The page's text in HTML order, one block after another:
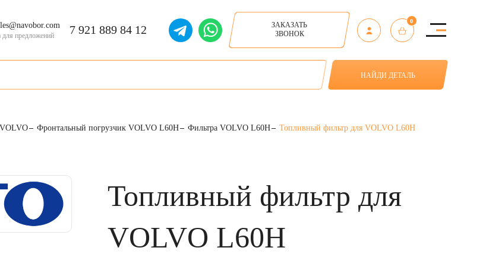
для предложений 7 921 889 84 12
ЗАКАЗАТЬ
ЗВОНОК
0
НАЙДИ ДЕТАЛЬ
Фронтальный погрузчик VOLVO L60H Фильтра VOLVO L60H Топливный фильтр для VOLVO L60H
Топливный фильтр для
VOLVO L60H